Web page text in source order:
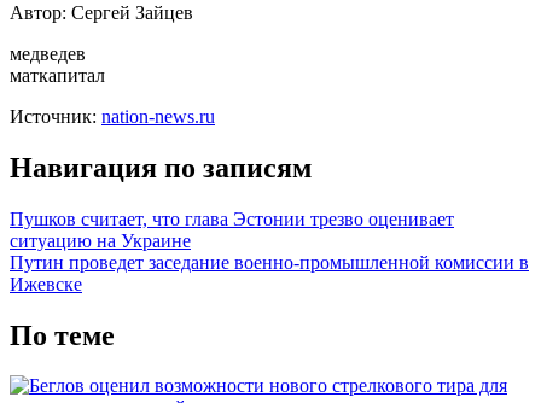
Автор: Сергей Зайцев
медведев
маткапитал
Источник: nation-news.ru
Навигация по записям
Пушков считает, что глава Эстонии трезво оценивает
ситуацию на Украине
Путин проведет заседание военно-промышленной комиссии в
Ижевске
По теме